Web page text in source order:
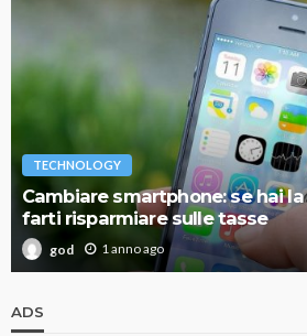
TECHNOLOGY
Cambiare smartphone: se hai
farti risparmiare sulle tasse
god 1 anno ago
ADS